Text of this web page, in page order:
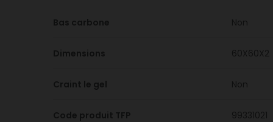
Bas carbone Non
Dimensions 60X60X2
Craint le gel Non
Code produit TFP 99331021